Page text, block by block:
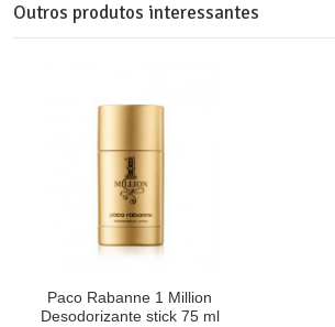
Outros produtos interessantes
Paco Rabanne 1 Million
Desodorizante stick 75 ml